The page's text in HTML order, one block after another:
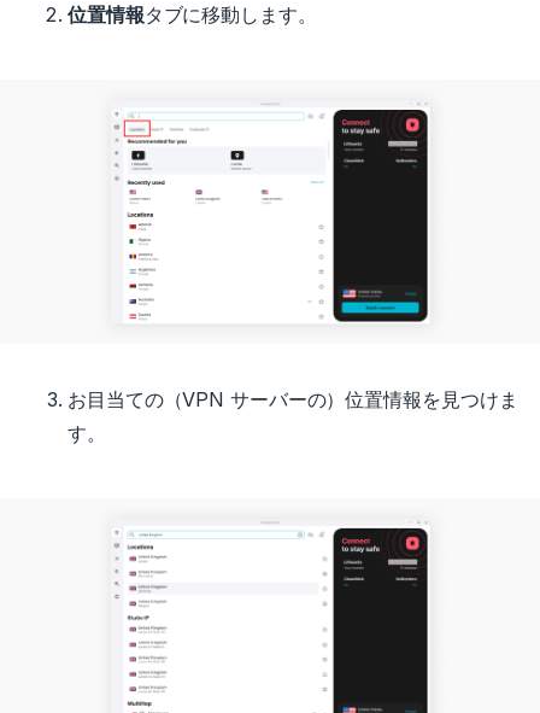
位置情報タブに移動します。
お目当ての（VPN サーバーの）位置情報を見つけま
す。